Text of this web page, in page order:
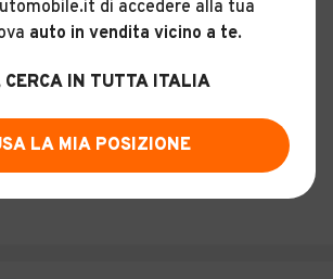
di accedere alla tua
auto in vendita vicino a te.
CERCA IN TUTTA ITALIA
LA MIA POSIZIONE